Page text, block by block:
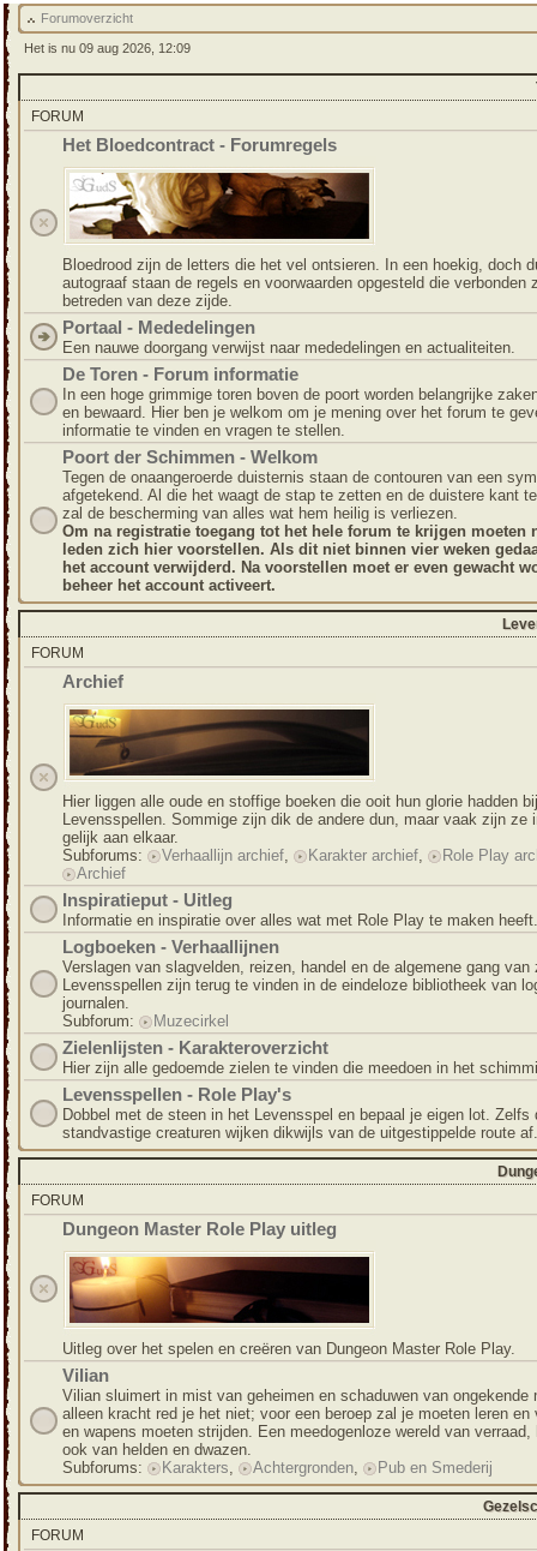
Forumoverzicht
Het is nu 09 aug 2026, 12:09
FORUM
Het Bloedcontract - Forumregels
Bloedrood zijn de letters die het vel ontsieren. In een hoekig, doch
autograaf staan de regels en voorwaarden opgesteld die verbonden
betreden van deze zijde.
Portaal - Mededelingen
Een nauwe doorgang verwijst naar mededelingen en actualiteiten.
De Toren - Forum informatie
In een hoge grimmige toren boven de poort worden belangrijke
en bewaard. Hier ben je welkom om je mening over het forum te
informatie te vinden en vragen te stellen.
Poort der Schimmen - Welkom
Tegen de onaangeroerde duisternis staan de contouren van een
afgetekend. Al die het waagt de stap te zetten en de duistere kant
zal de bescherming van alles wat hem heilig is verliezen.
Om na registratie toegang tot het hele forum te krijgen moeten
leden zich hier voorstellen. Als dit niet binnen vier weken
het account verwijderd. Na voorstellen moet er even gewacht
beheer het account activeert.
FORUM
Archief
Hier liggen alle oude en stoffige boeken die ooit hun glorie hadden
Levensspellen. Sommige zijn dik de andere dun, maar vaak zijn ze
gelijk aan elkaar.
Subforums:
Verhaallijn archief, Karakter archief,
Role Play
Archief
Inspiratieput - Uitleg
Informatie en inspiratie over alles wat met Role Play te maken heeft.
Logboeken - Verhaallijnen
Verslagen van slagvelden, reizen, handel en de algemene gang van
Levensspellen zijn terug te vinden in de eindeloze bibliotheek van
journalen.
Subforum:
Muzecirkel
Zielenlijsten - Karakteroverzicht
Hier zijn alle gedoemde zielen te vinden die meedoen in het
Levensspellen - Role Play's
Dobbel met de steen in het Levensspel en bepaal je eigen lot. Zelfs
standvastige creaturen wijken dikwijls van de uitgestippelde route af.
FORUM
Dungeon Master Role Play uitleg
Uitleg over het spelen en creëren van Dungeon Master Role Play.
Vilian
Vilian sluimert in mist van geheimen en schaduwen van ongekende
alleen kracht red je het niet; voor een beroep zal je moeten leren en
en wapens moeten strijden. Een meedogenloze wereld van verraad,
ook van helden en dwazen.
Subforums:
Karakters, Achtergronden, Pub en Smederij
FORUM